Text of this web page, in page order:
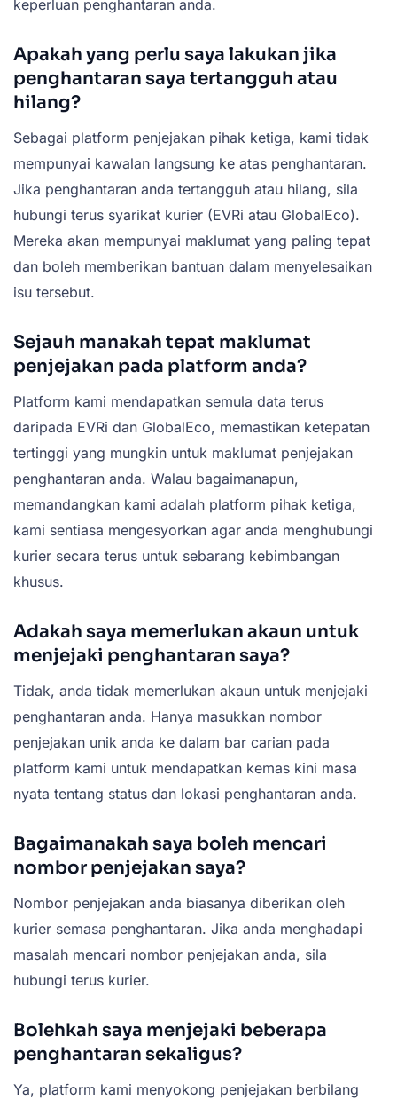
keperluan penghantaran anda.
Apakah yang perlu saya lakukan jika
penghantaran saya tertangguh atau
hilang?
Sebagai platform penjejakan pihak ketiga, kami tidak
mempunyai kawalan langsung ke atas penghantaran.
Jika penghantaran anda tertangguh atau hilang, sila
hubungi terus syarikat kurier (EVRi atau GlobalEco).
Mereka akan mempunyai maklumat yang paling tepat
dan boleh memberikan bantuan dalam menyelesaikan
isu tersebut.
Sejauh manakah tepat maklumat
penjejakan pada platform anda?
Platform kami mendapatkan semula data terus
daripada EVRi dan GlobalEco, memastikan ketepatan
tertinggi yang mungkin untuk maklumat penjejakan
penghantaran anda. Walau bagaimanapun,
memandangkan kami adalah platform pihak ketiga,
kami sentiasa mengesyorkan agar anda menghubungi
kurier secara terus untuk sebarang kebimbangan
khusus.
Adakah saya memerlukan akaun untuk
menjejaki penghantaran saya?
Tidak, anda tidak memerlukan akaun untuk menjejaki
penghantaran anda. Hanya masukkan nombor
penjejakan unik anda ke dalam bar carian pada
platform kami untuk mendapatkan kemas kini masa
nyata tentang status dan lokasi penghantaran anda.
Bagaimanakah saya boleh mencari
nombor penjejakan saya?
Nombor penjejakan anda biasanya diberikan oleh
kurier semasa penghantaran. Jika anda menghadapi
masalah mencari nombor penjejakan anda, sila
hubungi terus kurier.
Bolehkah saya menjejaki beberapa
penghantaran sekaligus?
Ya, platform kami menyokong penjejakan berbilang